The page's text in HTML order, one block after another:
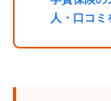
人・口コミ